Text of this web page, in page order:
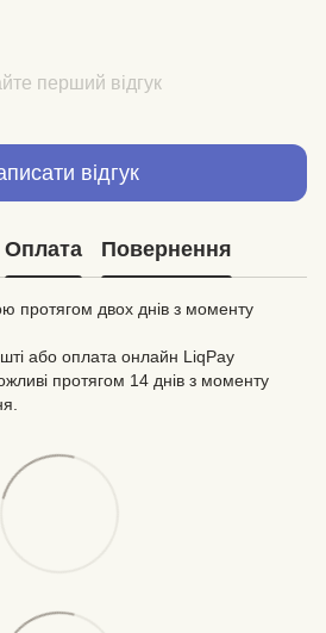
перший відгук
відгук
Оплата Повернення
протягом двох днів з моменту
або оплата онлайн LiqPay
протягом 14 днів з моменту